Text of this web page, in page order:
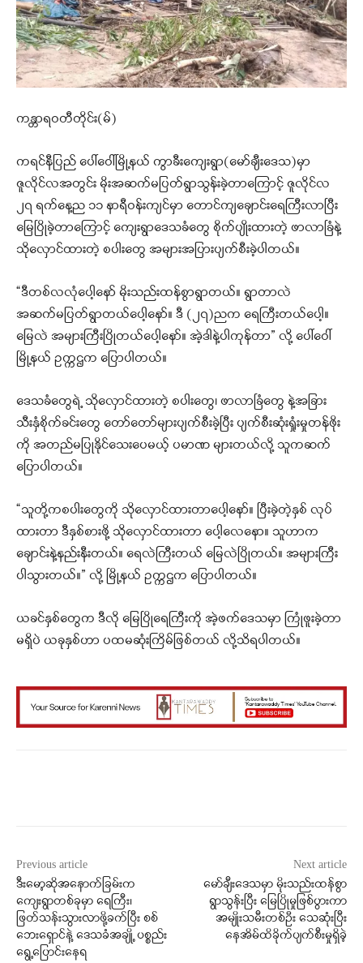
ကန္တာရဝတီတိုင်း(မ်)
ကရင်နီပြည် ပေါ်ဝေါ်မြို့နယ် ကွာခီးကျေးရွာ(မော်ချီးဒေသ)မှာ
ဇူလိုင်လအတွင်း မိုးအဆက်မပြတ်ရွာသွန်းခဲ့တာကြောင့် ဇူလိုင်လ
၂၇ ရက်နေ့ည ၁၁ နာရီဝန်းကျင်မှာ တောင်ကျချောင်းရေကြီးလာပြီး
မြေပြိုခဲ့တာကြောင့် ကျေးရွာဒေသခံတွေ စိုက်ပျိုးထားတဲ့ ဖာလာခြံနဲ့
သိုလှောင်ထားတဲ့ စပါးတွေ အများအပြားပျက်စီးခဲ့ပါတယ်။
“ဒီတစ်လလုံပေါ့နော် မိုးသည်းထန်စွာရွာတယ်။ ရွာတာလဲ
အဆက်မပြတ်ရွာ‌တယ်ပေါ့နော်။ ဒီ (၂၇)ညက ရေကြီးတယ်ပေါ့။
မြေလဲ အများကြီးပြိုတယ်ပေါ့နော်။ အဲ့ဒါနဲ့ပါကုန်တာ” လို့ ပေါ်ဝေါ်
မြို့နယ် ဥက္ကဌက ပြောပါတယ်။
ဒေသခံတွေရဲ့ သိုလှောင်ထားတဲ့ စပါးတွေ၊ ဖာလာခြံတွေ နဲ့အခြား
သီးနှံစိုက်ခင်းတွေ တော်တော်များပျက်စီးခဲ့ပြီး ပျက်စီးဆုံးရှုံးမှုတန်ဖိုး
ကို အတည်မပြုနိုင်သေးပေမယ့် ပမာဏ များတယ်လို့ သူကဆက်
ပြောပါတယ်။
“သူတို့ကစပါးတွေကို သိုလှောင်ထားတာပေါ့နော်။ ပြီးခဲ့တဲ့နှစ် လုပ်
ထားတာ ဒီနှစ်စားဖို့ သိုလှောင်ထားတာ ပေါ့လေနော။ သူဟာက
ချောင်းနဲ့နည်းနီးတယ်။ ရေလဲကြီးတယ် မြေလဲပြိုတယ်။ အများကြီး
ပါသွားတယ်။” လို့ မြို့နယ် ဥက္ကဌက ပြောပါတယ်။
ယခင်နှစ်တွေက ဒီလို မြေပြိုရေကြီးကို အဲ့ဖက်ဒေသမှာ ကြုံဖူးခဲ့တာ
မရှိပဲ ယခုနှစ်ဟာ ပထမဆုံးကြိမ်ဖြစ်တယ် လို့သိရပါတယ်။
Previous article
ဒီးမော့ဆိုအနောက်ခြမ်းက
ကျေးရွာတစ်ခုမှာ ရေကြီး၊
ဖြတ်သန်းသွားလာဖို့ခက်ပြီး စစ်
ဘေးရှောင်နဲ့ ဒေသခံအချို့ ပစ္စည်း
ရွေ့ပြောင်းနေရ
Next article
မော်ချီးဒေသမှာ မိုးသည်းထန်စွာ
ရွာသွန်းပြီး မြေပြိုမှုဖြစ်ပွားကာ
အမျိုးသမီးတစ်ဦး သေဆုံးပြီး
နေအိမ်ထိခိုက်ပျက်စီးမှုရှိခဲ့